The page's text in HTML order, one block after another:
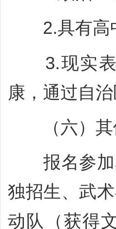
2.具有高中
3.现实表
康，通过自
（六）其
报名参加
独招生、武
动队（获得